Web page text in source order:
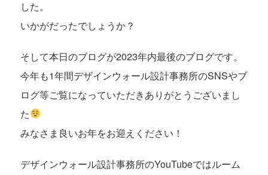
した。
いかがだったでしょうか？
そして本日のブログが2023年内最後のブログです。
今年も1年間デザインウォール設計事務所のSNSやブ
ログ等ご覧になっていただきありがとうございまし
た
みなさま良いお年をお迎えください！
デザインウォール設計事務所のYouTubeではルーム